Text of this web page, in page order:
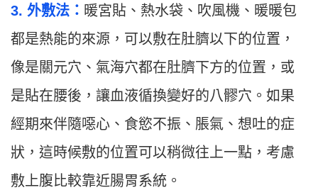
3. 外敷法： 暖宮貼、熱水袋、吹風機、暖暖包
都是熱能的來源，可以敷在肚臍以下的位置，
像是關元穴、氣海穴都在肚臍下方的位置，或
是貼在腰後，讓血液循換變好的八髎穴。如果
經期來伴隨噁心、食慾不振、脹氣、想吐的症
狀，這時候敷的位置可以稍微往上一點，考慮
敷上腹比較靠近腸胃系統。